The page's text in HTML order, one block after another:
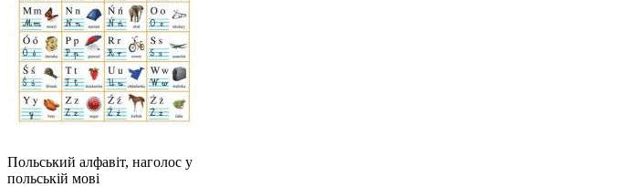
Польський алфавіт, наголос у
польській мові